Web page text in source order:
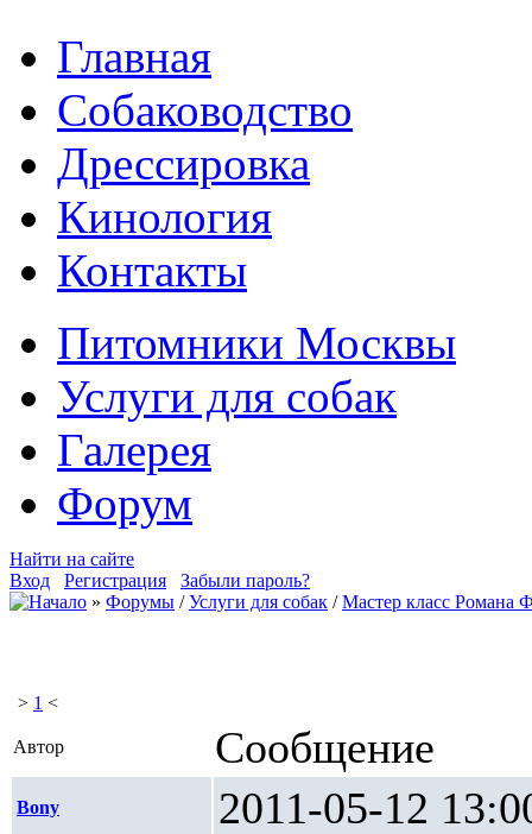
Главная
Собаководство
Дрессировка
Кинология
Контакты
Питомники Москвы
Услуги для собак
Галерея
Форум
Найти на сайте
Вход
Регистрация
Забыли пароль?
» Форумы /Услуги для собак /Мастер класс Романа
> 1 <
Автор Сообщение
Bony 2011-05-12